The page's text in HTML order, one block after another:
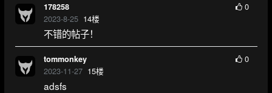
178258
2023-8-25 14楼
0
不错的帖子！
tommonkey
2023-11-27 15楼
0
adsfs